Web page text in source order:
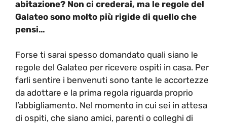
abitazione? Non ci crederai, ma le regole del
Galateo sono molto più rigide di quello che
pensi…
Forse ti sarai spesso domandato quali siano le
regole del Galateo per ricevere ospiti in casa. Per
farli sentire i benvenuti sono tante le accortezze
da adottare e la prima regola riguarda proprio
l’abbigliamento. Nel momento in cui sei in attesa
di ospiti, che siano amici, parenti o colleghi di